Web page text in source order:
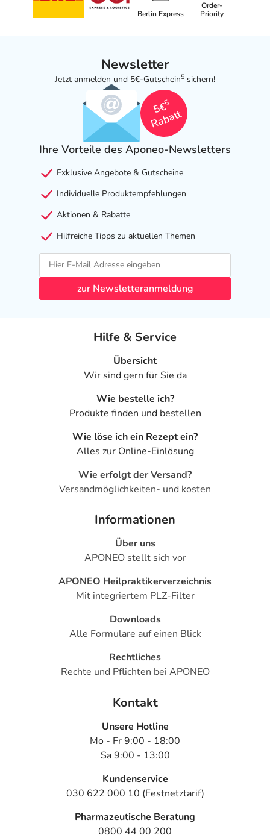
Berlin Express
Order-
Priority
Newsletter
Jetzt anmelden und 5€-Gutschein5 sichern!
5€
5
Rabatt
Ihre Vorteile des Aponeo-Newsletters
Exklusive Angebote & Gutscheine
Individuelle Produktempfehlungen
Aktionen & Rabatte
Hilfreiche Tipps zu aktuellen Themen
zur Newsletteranmeldung
Hilfe & Service
Übersicht
Wir sind gern für Sie da
Wie bestelle ich?
Produkte finden und bestellen
Wie löse ich ein Rezept ein?
Alles zur Online-Einlösung
Wie erfolgt der Versand?
Versandmöglichkeiten- und kosten
Informationen
Über uns
APONEO stellt sich vor
APONEO Heilpraktikerverzeichnis
Mit integriertem PLZ-Filter
Downloads
Alle Formulare auf einen Blick
Rechtliches
Rechte und Pflichten bei APONEO
Kontakt
Unsere Hotline
Mo - Fr 9:00 - 18:00
Sa 9:00 - 13:00
Kundenservice
030 622 000 10 (Festnetztarif)
Pharmazeutische Beratung
0800 44 00 200